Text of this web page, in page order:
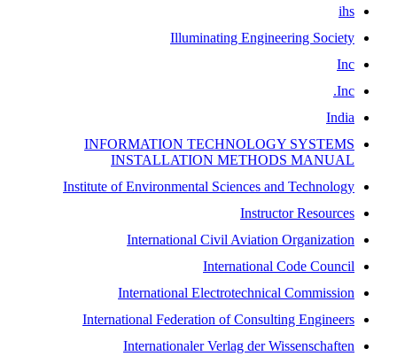
ihs
Illuminating Engineering Society
Inc
Inc.
India
INFORMATION TECHNOLOGY SYSTEMS
INSTALLATION METHODS MANUAL
Institute of Environmental Sciences and Technology
Instructor Resources
International Civil Aviation Organization
International Code Council
International Electrotechnical Commission
International Federation of Consulting Engineers
Internationaler Verlag der Wissenschaften